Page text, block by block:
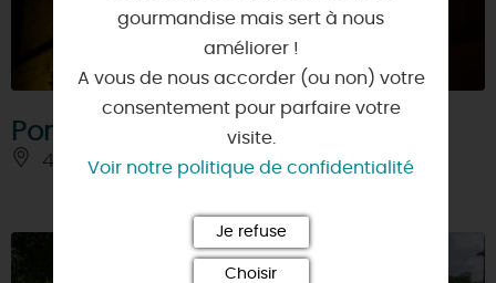
Porte Bannier
45000 - ORLEANS
gourmandise mais sert à nous
améliorer !
A vous de nous accorder (ou non) votre
consentement pour parfaire votre
visite.
Voir notre politique de confidentialité
Je refuse
Choisir